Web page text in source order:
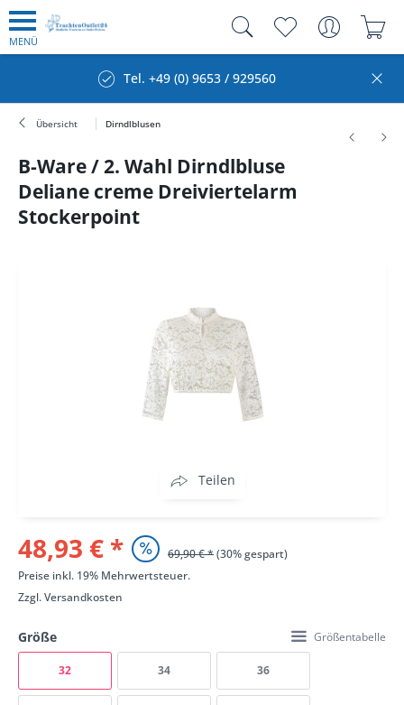
MENÜ
Tel. +49 (0) 9653 / 929560
Übersicht Dirndlblusen
B-Ware / 2. Wahl Dirndlbluse
Deliane creme Dreiviertelarm
Stockerpoint
Teilen
48,93 € * 69,90 € *(30% gespart)
Preise inkl. 19% Mehrwertsteuer.
Zzgl.Versandkosten
Größe Größentabelle
32 34 36